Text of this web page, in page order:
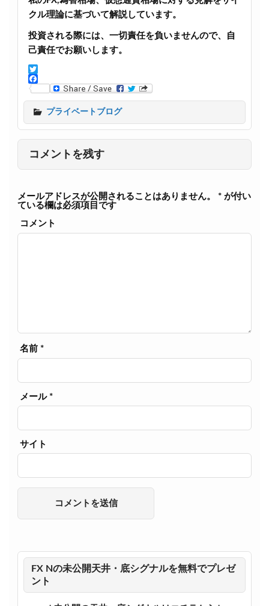
クル理論に基づいて解説しています。
投資される際には、一切責任を負いませんので、自
己責任でお願いします。
T
w
e
F
c
e
b
k
プライベートブログ
コメントを残す
メールアドレスが公開されることはありません。 *が付い
ている欄は必須項目です
コメント
名前 *
メール *
サイト
FX Nの未公開天井・底シグナルを無料でプレゼ
ント